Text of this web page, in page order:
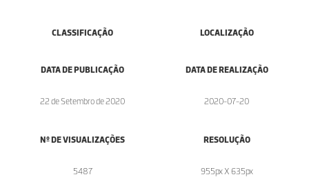
CLASSIFICAÇÃO LOCALIZAÇÃO
DATA DE PUBLICAÇÃO
22 de Setembro de 2020
DATA DE REALIZAÇÃO
2020-07-20
Nº DE VISUALIZAÇÕES
5487
RESOLUÇÃO
955px X 635px